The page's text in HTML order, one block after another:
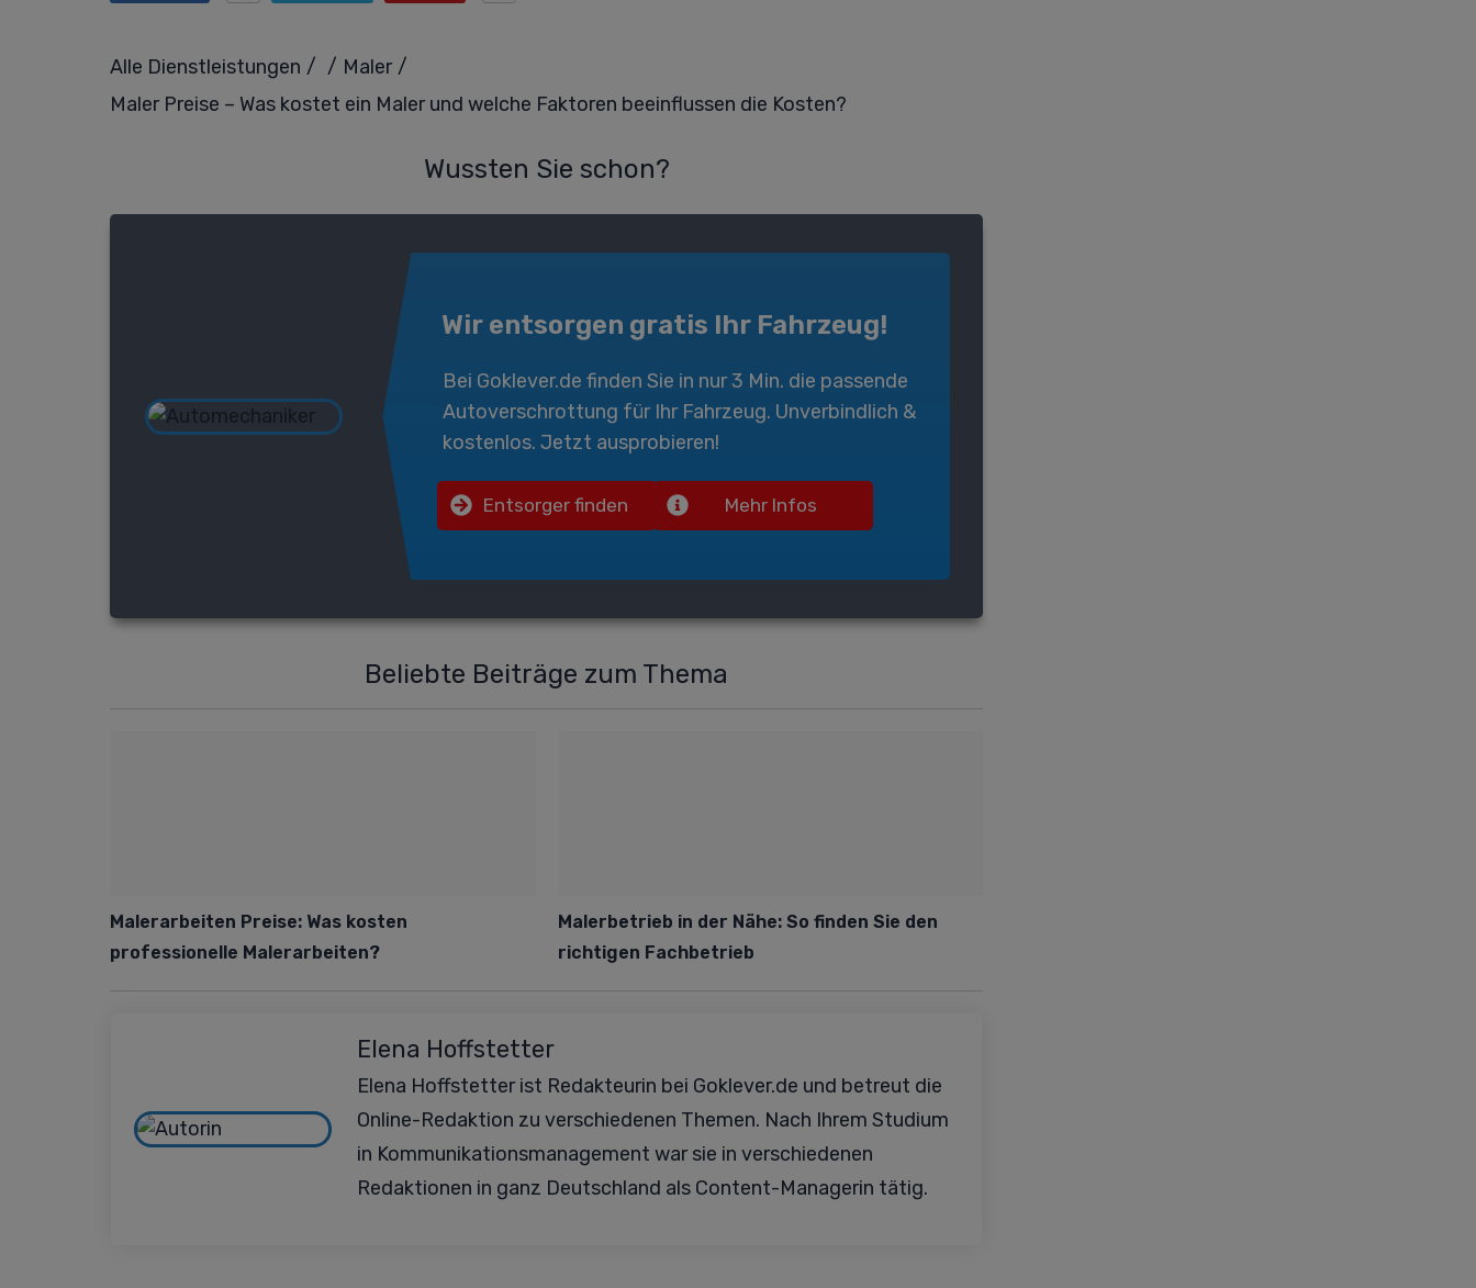
Alle Dienstleistungen / / Maler /
Maler Preise – Was kostet ein Maler und welche Faktoren beeinflussen die Kosten?
Wussten Sie schon?
Wir entsorgen gratis Ihr Fahrzeug!
Bei Goklever.de finden Sie in nur 3 Min. die passende
Autoverschrottung für Ihr Fahrzeug. Unverbindlich &
kostenlos. Jetzt ausprobieren!
Entsorger finden Mehr Infos
Beliebte Beiträge zum Thema
Malerarbeiten Preise: Was kosten
professionelle Malerarbeiten?
Malerbetrieb in der Nähe: So finden Sie den
richtigen Fachbetrieb
Elena Hoffstetter
Elena Hoffstetter ist Redakteurin bei Goklever.de und betreut die
Online-Redaktion zu verschiedenen Themen. Nach Ihrem Studium
in Kommunikationsmanagement war sie in verschiedenen
Redaktionen in ganz Deutschland als Content-Managerin tätig.